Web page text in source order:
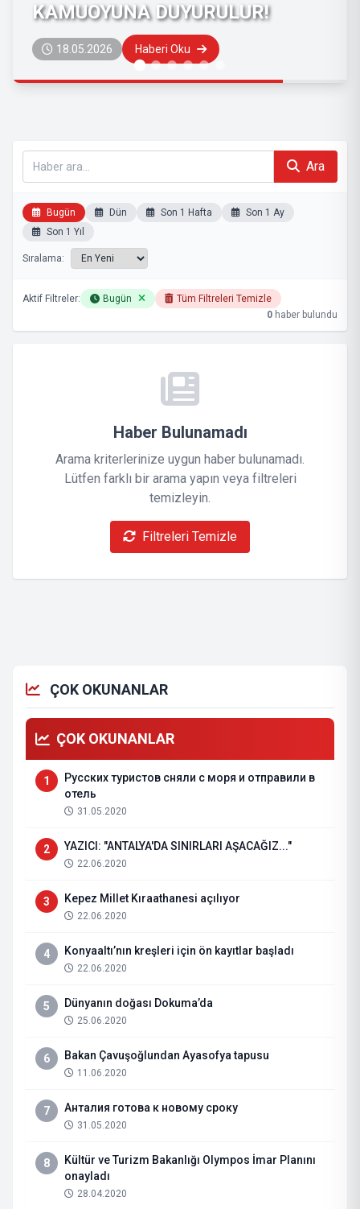
KAMUOYUNA DUYURULUR!
18.05.2026 Haberi Oku
Ara
Bugün Dün Son 1 Hafta
Son 1 Ay
Son 1 Yıl
Sıralama:
Aktif Filtreler: Bugün
Tüm Filtreleri Temizle
0 haber bulundu
Haber Bulunamadı
Arama kriterlerinize uygun haber bulunamadı.
Lütfen farklı bir arama yapın veya filtreleri
temizleyin.
Filtreleri Temizle
ÇOK OKUNANLAR
ÇOK OKUNANLAR
1
Русских туристов сняли с моря и отправили в
отель
31.05.2020
2 YAZICI: "ANTALYA'DA SINIRLARI AŞACAĞIZ..."
22.06.2020
3 Kepez Millet Kıraathanesi açılıyor
22.06.2020
4 Konyaaltı’nın kreşleri için ön kayıtlar başladı
22.06.2020
5 Dünyanın doğası Dokuma’da
25.06.2020
6 Bakan Çavuşoğlundan Ayasofya tapusu
11.06.2020
7 Анталия готова к новому сроку
31.05.2020
8
Kültür ve Turizm Bakanlığı Olympos İmar Planını
onayladı
28.04.2020